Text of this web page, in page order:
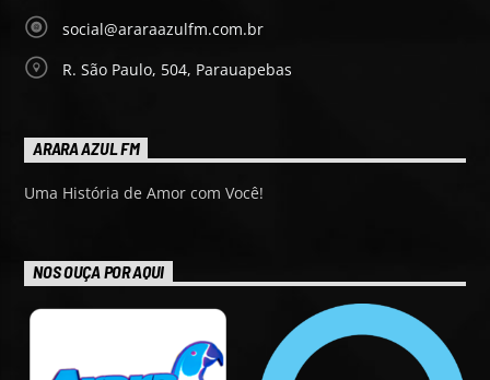
social@araraazulfm.com.br
R. São Paulo, 504, Parauapebas
ARARA AZUL FM
Uma História de Amor com Você!
NOS OUÇA POR AQUI